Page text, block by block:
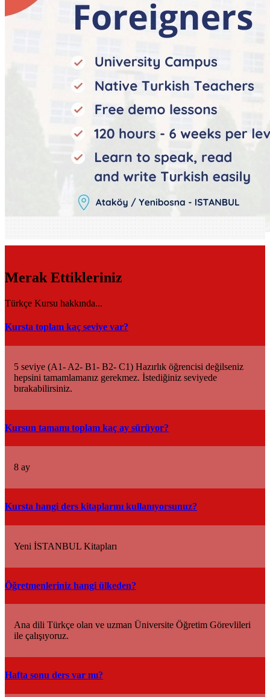
Merak Ettikleriniz
Türkçe Kursu hakkında...
Kursta toplam kaç seviye var?
5 seviye (A1- A2- B1- B2- C1) Hazırlık öğrencisi değilseniz
hepsini tamamlamanız gerekmez. İstediğiniz seviyede
bırakabilirsiniz.
Kursun tamamı toplam kaç ay sürüyor?
8 ay
Kursta hangi ders kitaplarını kullanıyorsunuz?
Yeni İSTANBUL Kitapları
Öğretmenleriniz hangi ülkeden?
Ana dili Türkçe olan ve uzman Üniversite Öğretim Görevlileri
ile çalışıyoruz.
Hafta sonu ders var mı?